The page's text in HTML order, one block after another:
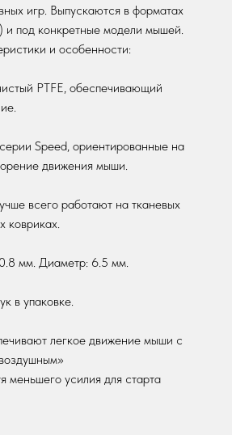
игр. Выпускаются в форматах
и под конкретные модели мышей.
и особенности:
PTFE, обеспечивающий
Speed, ориентированные на
движения мыши.
всего работают на тканевых
ковриках.
мм. Диаметр: 6.5 мм.
в упаковке.
легкое движение мыши с
меньшего усилия для старта
ОБРАТНАЯ СВЯЗЬ
info@ne4store.ru
+7 916 677 49 24
ПОКУПАТЕЛЯМ
Политика конфиденциальности